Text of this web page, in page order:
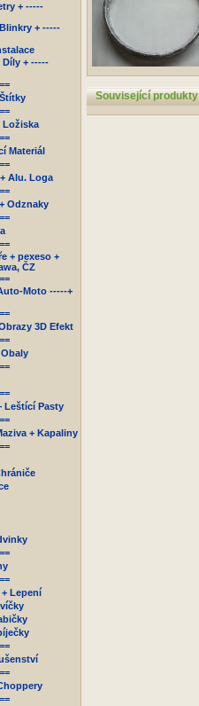
+ -----
+ -----
Díly + -----
Ložiska
Materiál
Alu. Loga
Odznaky
+ pexeso +
ČZ
Moto -----+
3D Efekt
Obaly
Leštící Pasty
+ Kapaliny
+ Lepení
Související produkty